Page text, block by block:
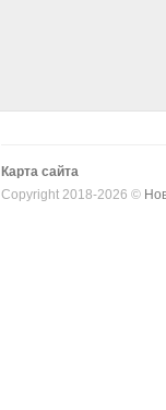
Карта сайта
Copyright 2018-2026 ©